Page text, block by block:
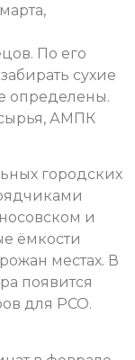
По его
сухие
определены.
АМПК
городских
и
ёмкости
местах. В
появится
для РСО.